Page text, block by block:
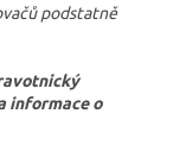
podstatně
informace o